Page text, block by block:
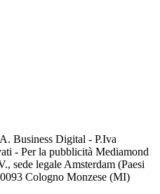
Business Digital - P.Iva
- Per la pubblicità Mediamond
sede legale Amsterdam (Paesi
Cologno Monzese (MI)